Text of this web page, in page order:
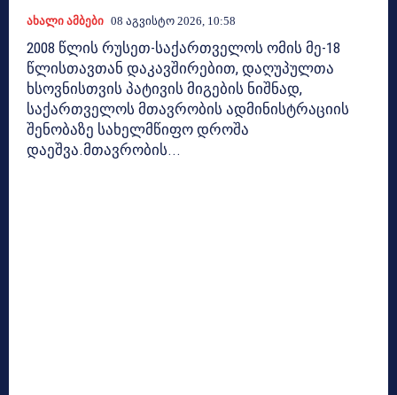
Ახალი Ამბები 08 Აგვისტო 2026, 10:58
2008 წლის რუსეთ-საქართველოს ომის მე-18
წლისთავთან დაკავშირებით, დაღუპულთა
ხსოვნისთვის პატივის მიგების ნიშნად,
საქართველოს მთავრობის ადმინისტრაციის
შენობაზე სახელმწიფო დროშა
დაეშვა.მთავრობის...